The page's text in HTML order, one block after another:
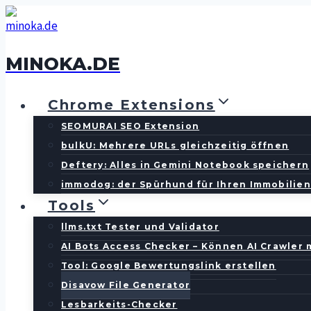
Zum
Inhalt
MINOKA.DE
Chrome Extensions
SEOMURAI SEO Extension
bulkU: Mehrere URLs gleichzeitig öffnen
Deftery: Alles in Gemini Notebook speichern
immodog: der Spürhund für Ihren
Tools
llms.txt Tester und Validator
AI Bots Access Checker – Können AI Crawler
Tool: Google Bewertungslink erstellen
Disavow File Generator
Lesbarkeits-Checker